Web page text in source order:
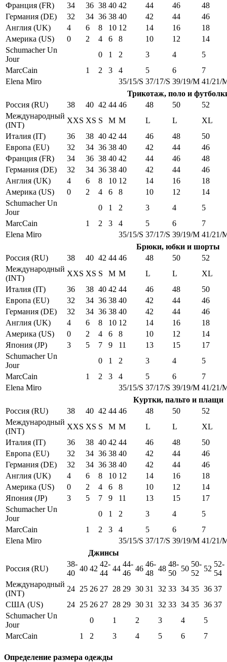
Франция (FR)
34 36 38 40 42 44 46
48
Германия (DE)
32 34 36 38 40 42 44
46
Англия (UK)
4 6 8 10 12 14 16
18
Америка (US)
0 2 4 6 8 10 12
14
Schumacher Un
Jour
0 1 2 3 4
5
MarcCain
1 2 3 4 5 6
7
Elena Miro
35/15/S 37/17/S 39/19/M 41/21/
Трикотаж, поло и
Россия (RU)
38 40 42 44 46 48 50
52
Международный
(INT)
XXS XS S M M L L
XL
Италия (IT)
36 38 40 42 44 46 48
50
Европа (EU)
32 34 36 38 40 42 44
46
Франция (FR)
34 36 38 40 42 44 46
48
Германия (DE)
32 34 36 38 40 42 44
46
Англия (UK)
4 6 8 10 12 14 16
18
Америка (US)
0 2 4 6 8 10 12
14
Schumacher Un
Jour
0 1 2 3 4
5
MarcCain
1 2 3 4 5 6
7
Elena Miro
35/15/S 37/17/S 39/19/M 41/21/
Брюки, юбки и шорты
Россия (RU)
38 40 42 44 46 48 50
52
Международный
(INT)
XXS XS S M M L L
XL
Италия (IT)
36 38 40 42 44 46 48
50
Европа (EU)
32 34 36 38 40 42 44
46
Германия (DE)
32 34 36 38 40 42 44
46
Англия (UK)
4 6 8 10 12 14 16
18
Америка (US)
0 2 4 6 8 10 12
14
Япония (JP)
3 5 7 9 11 13 15
17
Schumacher Un
Jour
0 1 2 3 4
5
MarcCain
1 2 3 4 5 6
7
Elena Miro
35/15/S 37/17/S 39/19/M 41/21/
Куртки, пальто и плащи
Россия (RU)
38 40 42 44 46 48 50
52
Международный
(INT)
XXS XS S M M L L
XL
Италия (IT)
36 38 40 42 44 46 48
50
Европа (EU)
32 34 36 38 40 42 44
46
Германия (DE)
32 34 36 38 40 42 44
46
Англия (UK)
4 6 8 10 12 14 16
18
Америка (US)
0 2 4 6 8 10 12
14
Япония (JP)
3 5 7 9 11 13 15
17
Schumacher Un
Jour
0 1 2 3 4
5
MarcCain
1 2 3 4 5 6
7
Elena Miro
35/15/S 37/17/S 39/19/M 41/21/
Джинсы
Россия (RU)
38-
40
40 42
42-
44
44
44-
46
46
46-
48
48
48-
50
50
50-
52
52
52-
54
Международный
(INT)
24 25 26 27 28 29 30 31 32 33 34 35 36 37
США (US)
24 25 26 27 28 29 30 31 32 33 34 35 36 37
Schumacher Un
Jour
0 1 2 3 4
5
MarcCain
1 2 3 4 5 6 7
Определение размера одежды